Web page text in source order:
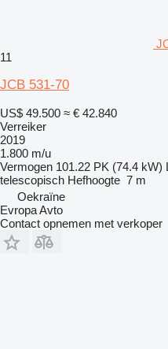
11
JCB 531-70
US$ 49.500 ≈ € 42.840
Verreiker
2019
1.800 m/u
Vermogen 101.22 PK (74.4 kW)
telescopisch Hefhoogte 7 m
Oekraïne
Evropa Avto
Contact opnemen met verkoper